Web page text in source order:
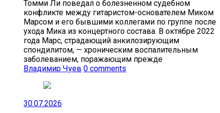
Томми Ли поведал о болезненном судебном
конфликте между гитаристом-основателем Миком
Марсом и его бывшими коллегами по группе после
ухода Мика из концертного состава. В октябре 2022
года Марс, страдающий анкилозирующим
спондилитом, — хроническим воспалительным
заболеванием, поражающим прежде
Владимир Чуев 0 comments
30.07.2026